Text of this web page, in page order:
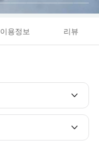
이용정보 리뷰